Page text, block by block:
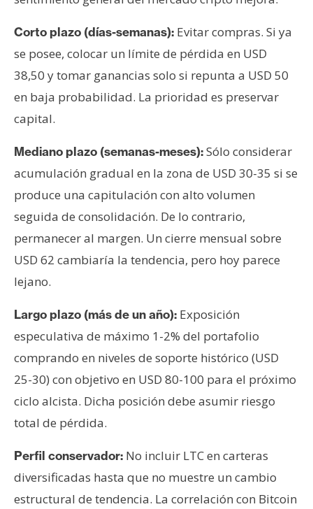
Corto plazo (días-semanas): Evitar compras. Si ya
se posee, colocar un límite de pérdida en USD
38,50 y tomar ganancias solo si repunta a USD 50
en baja probabilidad. La prioridad es preservar
capital.
Mediano plazo (semanas-meses):Sólo considerar
acumulación gradual en la zona de USD 30-35 si se
produce una capitulación con alto volumen
seguida de consolidación. De lo contrario,
permanecer al margen. Un cierre mensual sobre
USD 62 cambiaría la tendencia, pero hoy parece
lejano.
Largo plazo (más de un año): Exposición
especulativa de máximo 1-2% del portafolio
comprando en niveles de soporte histórico (USD
25-30) con objetivo en USD 80-100 para el próximo
ciclo alcista. Dicha posición debe asumir riesgo
total de pérdida.
Perfil conservador: No incluir LTC en carteras
diversificadas hasta que no muestre un cambio
estructural de tendencia. La correlación con Bitcoin